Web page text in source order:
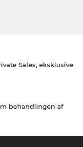
Sales, eksklusive
behandlingen af